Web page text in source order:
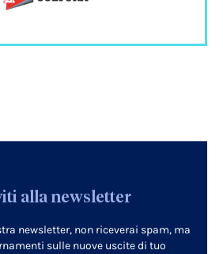
alla newsletter
newsletter, non riceverai spam, ma
sulle nuove uscite di tuo